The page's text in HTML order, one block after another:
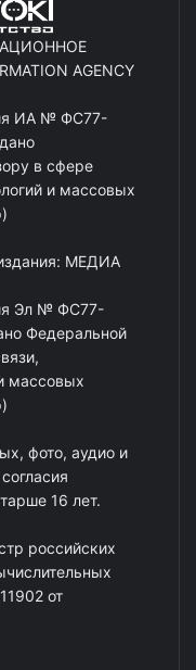
AGENCY
ИА № ФС77-
в сфере
и массовых
МЕДИА
Эл № ФС77-
Федеральной
массовых
фото, аудио и
16 лет.
российских
от